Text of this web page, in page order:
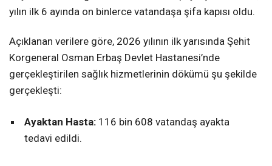
yılın ilk 6 ayında on binlerce vatandaşa şifa kapısı oldu.
Açıklanan verilere göre, 2026 yılının ilk yarısında Şehit
Korgeneral Osman Erbaş Devlet Hastanesi’nde
gerçekleştirilen sağlık hizmetlerinin dökümü şu şekilde
gerçekleşti:
Ayaktan Hasta: 116 bin 608 vatandaş ayakta
tedavi edildi.